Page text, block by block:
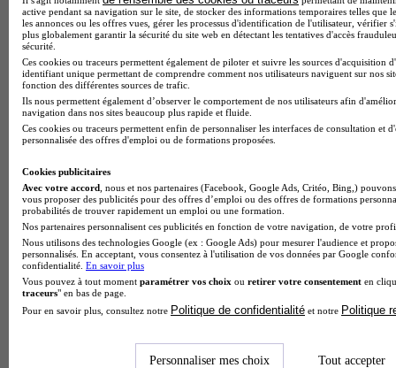
Donne ton avis entre 1 et 5 étoiles
active pendant sa navigation sur le site, de stocker des informations temporaires telles que
les annonces ou les offres vues, gérer les processus d'identification de l'utilisateur, vérifier
plus globalement garantir la sécurité du site web en détectant les tentatives d'accès
sécurité.
Ces cookies ou traceurs permettent également de piloter et suivre les sources d'acquisition
identifiant unique permettant de comprendre comment nos utilisateurs naviguent sur nos
fonction des différentes sources de trafic.
Ils nous permettent également d’observer le comportement de nos utilisateurs afin
navigation dans nos sites beaucoup plus rapide et fluide.
Ces cookies ou traceurs permettent enfin de personnaliser les interfaces de consultation et
personnalisée des offres d'emploi ou de formations proposées.
Cookies publicitaires
Avec votre accord , nous et nos partenaires (Facebook, Google Ads, Critéo, Bing,)
vous proposer des publicités pour des offres d’emploi ou des offres de formations
probabilités de trouver rapidement un emploi ou une formation.
Nos partenaires personnalisent ces publicités en fonction de votre navigation, de votre
Nous utilisons des technologies Google (ex : Google Ads) pour mesurer l'audience et
personnalisés. En acceptant, vous consentez à l'utilisation de vos données par Google
confidentialité. En savoir plus
Vous pouvez à tout moment paramétrer vos choix ou retirer votre consentement en
traceurs" en bas de page.
Pour en savoir plus, consultez notre Politique de confidentialité et notre Politique
Personnaliser mes choix Tout accepter